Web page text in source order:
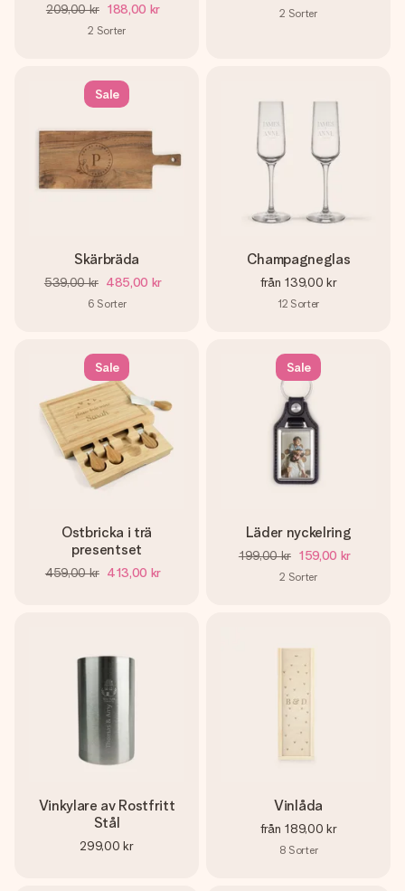
209,00 kr 188,00 kr
2 Sorter
2 Sorter
Sale
Skärbräda
539,00 kr 485,00 kr
6 Sorter
Champagneglas
från 139,00 kr
12 Sorter
Sale
Ostbricka i trä
presentset
459,00 kr 413,00 kr
Sale
Läder nyckelring
199,00 kr 159,00 kr
2 Sorter
Vinkylare av Rostfritt
Stål
299,00 kr
Vinlåda
från 189,00 kr
8 Sorter